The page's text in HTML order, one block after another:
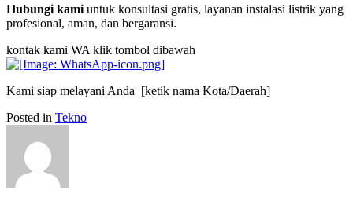
Hubungi kami untuk konsultasi gratis, layanan instalasi listrik yang
profesional, aman, dan bergaransi.
kontak kami WA klik tombol dibawah
Kami siap melayani Anda [ketik nama Kota/Daerah]
Posted in Tekno